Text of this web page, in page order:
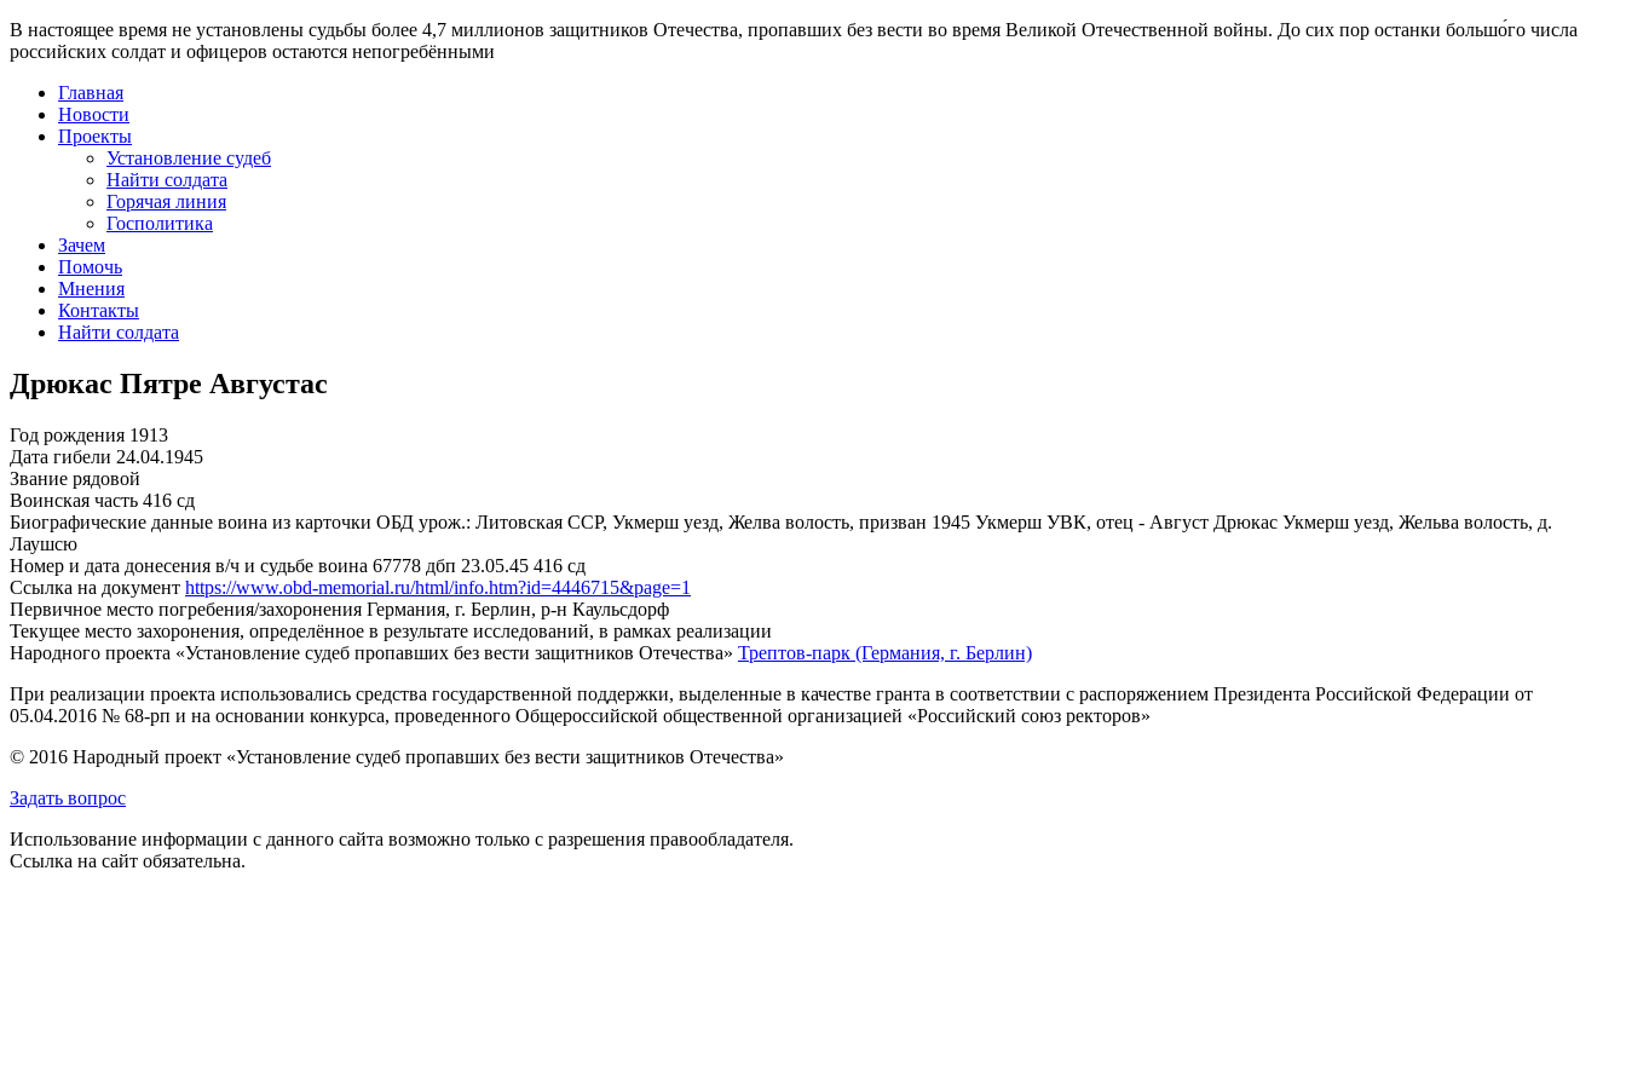
В настоящее время не установлены судьбы более 4,7 миллионов защитников Отечества, пропавших без вести во время Великой Отечественной войны. До сих пор останки большо́го числа
российских солдат и офицеров остаются непогребёнными
Главная
Новости
Проекты
Установление судеб
Найти солдата
Горячая линия
Госполитика
Зачем
Помочь
Мнения
Контакты
Найти солдата
Дрюкас Пятре Августас
Год рождения 1913
Дата гибели 24.04.1945
Звание рядовой
Воинская часть 416 сд
Биографические данные воина из карточки ОБД урож.: Литовская ССР, Укмерш уезд, Желва волость, призван 1945 Укмерш УВК, отец - Август Дрюкас Укмерш уезд, Жельва волость, д.
Лаушсю
Номер и дата донесения в/ч и судьбе воина 67778 дбп 23.05.45 416 сд
Ссылка на документ https://www.obd-memorial.ru/html/info.htm?id=4446715&page=1
Первичное место погребения/захоронения Германия, г. Берлин, р-н Каульсдорф
Текущее место захоронения, определённое в результате исследований, в рамках реализации
Народного проекта «Установление судеб пропавших без вести защитников Отечества» Трептов-парк (Германия, г. Берлин)
При реализации проекта использовались средства государственной поддержки, выделенные в качестве гранта в соответствии с распоряжением Президента Российской Федерации от
05.04.2016 № 68-рп и на основании конкурса, проведенного Общероссийской общественной организацией «Российский союз ректоров»
© 2016 Народный проект «Установление судеб пропавших без вести защитников Отечества»
Задать вопрос
Использование информации с данного сайта возможно только с разрешения правообладателя.
Ссылка на сайт обязательна.